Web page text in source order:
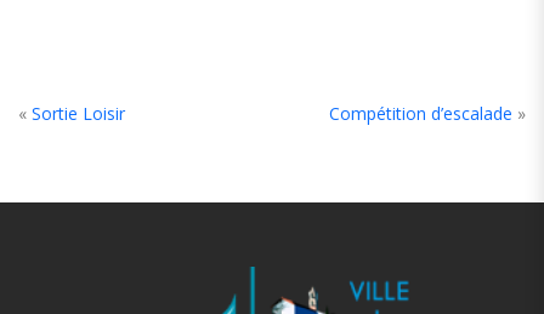
« Sortie Loisir Compétition d’escalade »